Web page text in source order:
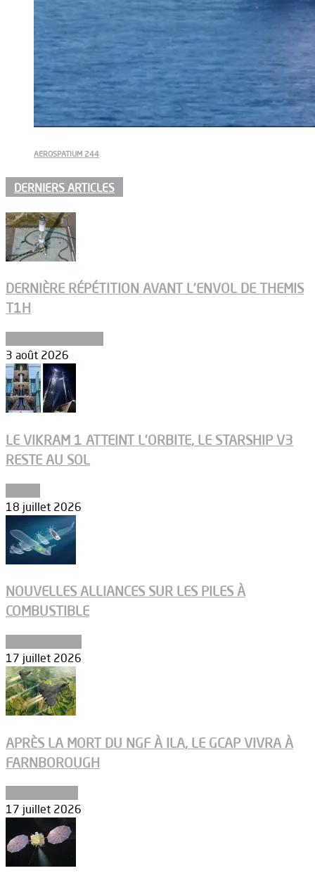
AEROSPATIUM 244
DERNIERS ARTICLES
DERNIÈRE RÉPÉTITION AVANT L’ENVOL DE THEMIS
T1H
3 août 2026
LE VIKRAM 1 ATTEINT L’ORBITE, LE STARSHIP V3
RESTE AU SOL
18 juillet 2026
NOUVELLES ALLIANCES SUR LES PILES À
COMBUSTIBLE
17 juillet 2026
APRÈS LA MORT DU NGF À ILA, LE GCAP VIVRA À
FARNBOROUGH
17 juillet 2026